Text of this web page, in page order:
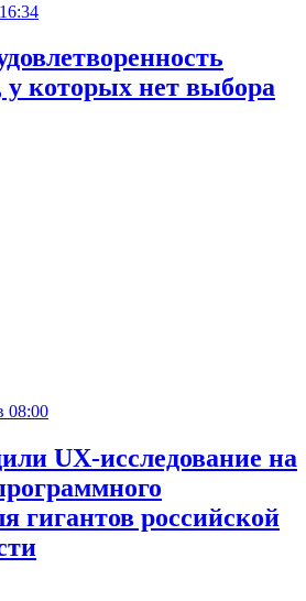
у которых нет выбора
08:00
UX-исследование на
гигантов российской